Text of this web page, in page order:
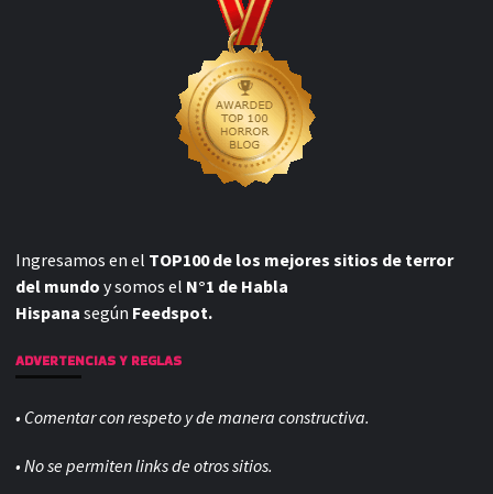
Ingresamos en el TOP100 de los mejores sitios de terror
del mundo y somos el N°1 de Habla
Hispana según Feedspot.
ADVERTENCIAS Y REGLAS
• Comentar con respeto y de manera constructiva.
• No se permiten links de otros sitios.